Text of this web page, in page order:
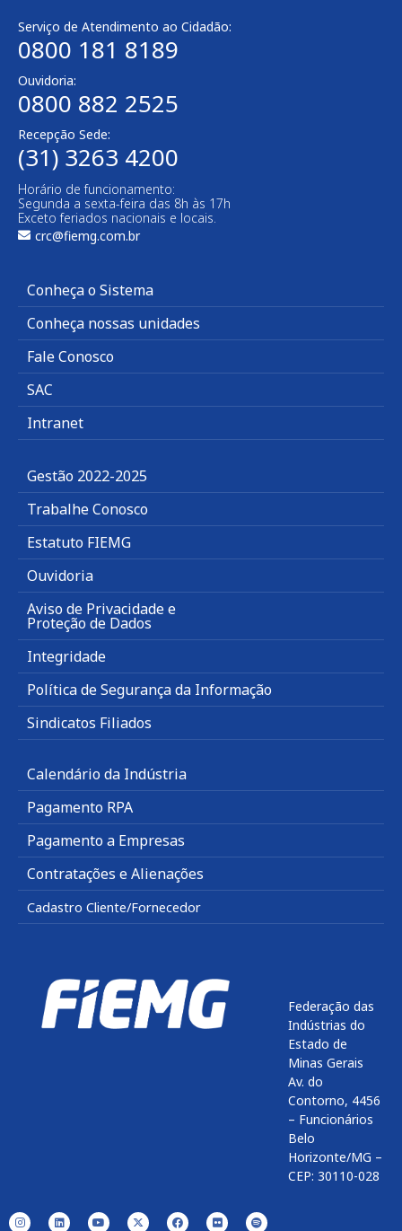
Serviço de Atendimento ao Cidadão:
0800 181 8189
Ouvidoria:
0800 882 2525
Recepção Sede:
(31) 3263 4200
Horário de funcionamento:
Segunda a sexta-feira das 8h às 17h
Exceto feriados nacionais e locais.
crc@fiemg.com.br
Conheça o Sistema
Conheça nossas unidades
Fale Conosco
SAC
Intranet
Gestão 2022-2025
Trabalhe Conosco
Estatuto FIEMG
Ouvidoria
Aviso de Privacidade e
Proteção de Dados
Integridade
Política de Segurança da Informação
Sindicatos Filiados
Calendário da Indústria
Pagamento RPA
Pagamento a Empresas
Contratações e Alienações
Cadastro Cliente/Fornecedor
Federação das
Indústrias do
Estado de
Minas Gerais
Av. do
Contorno, 4456
– Funcionários
Belo
Horizonte/MG –
CEP: 30110-028